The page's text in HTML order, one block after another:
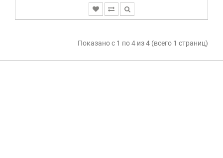
Показано с 1 по 4 из 4 (всего 1 страниц)